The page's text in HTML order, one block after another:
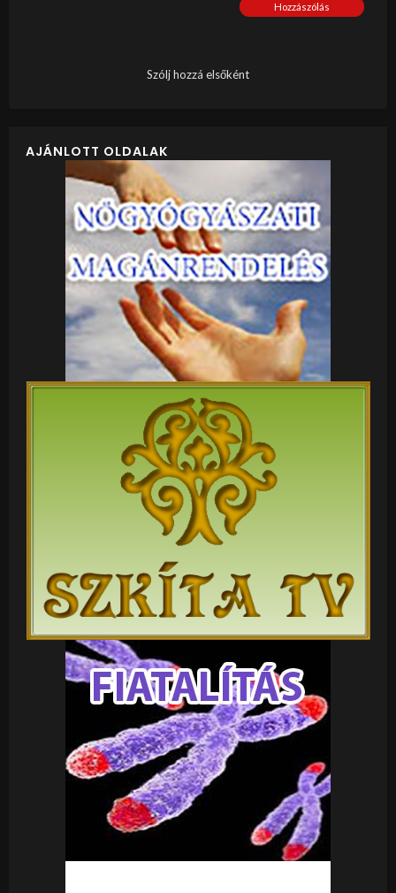
Hozzászólás
Szólj hozzá elsőként
AJÁNLOTT OLDALAK